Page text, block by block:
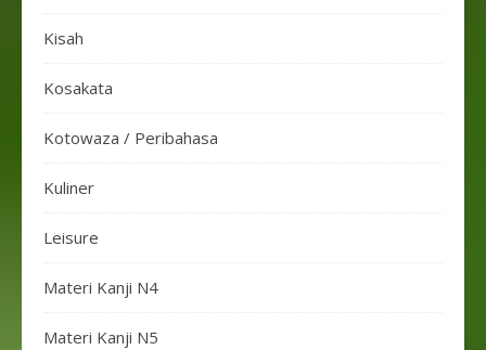
Kisah
Kosakata
Kotowaza / Peribahasa
Kuliner
Leisure
Materi Kanji N4
Materi Kanji N5